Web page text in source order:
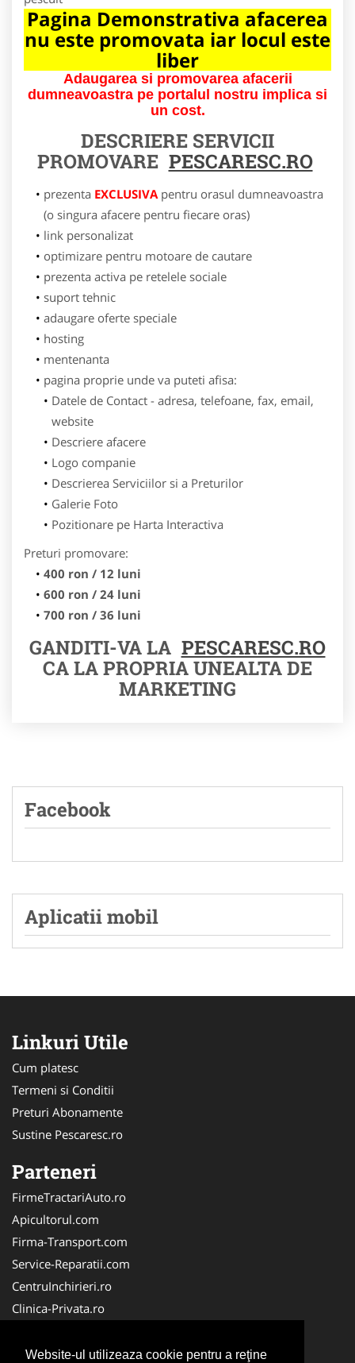
Website-ul utilizeaza cookie pentru a reţine
Pagina Demonstrativa afacerea
nu este promovata iar locul este
liber
Adaugarea si promovarea afacerii
dumneavoastra pe portalul nostru implica si
un cost.
DESCRIERE SERVICII
PROMOVARE PESCARESC.RO
prezenta EXCLUSIVApentru orasul dumneavoastra
(o singura afacere pentru fiecare oras)
link personalizat
optimizare pentru motoare de cautare
prezenta activa pe retelele sociale
suport tehnic
adaugare oferte speciale
hosting
mentenanta
pagina proprie unde va puteti afisa:
Datele de Contact - adresa, telefoane, fax, email,
website
Descriere afacere
Logo companie
Descrierea Serviciilor si a Preturilor
Galerie Foto
Pozitionare pe Harta Interactiva
Preturi promovare:
400 ron / 12 luni
600 ron / 24 luni
700 ron / 36 luni
GANDITI-VA LA PESCARESC.RO
CA LA PROPRIA UNEALTA DE
MARKETING
Facebook
Aplicatii mobil
Linkuri Utile
Cum platesc
Termeni si Conditii
Preturi Abonamente
Sustine Pescaresc.ro
Parteneri
FirmeTractariAuto.ro
Apicultorul.com
Firma-Transport.com
Service-Reparatii.com
CentruInchirieri.ro
Clinica-Privata.ro
Servicii-DDD.com